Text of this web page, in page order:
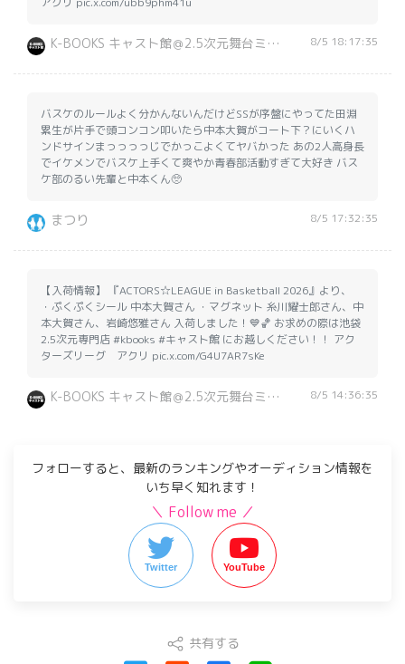
K-BOOKS キャスト館＠2.5次元舞台ミュージカル【買取】 8/5 18:17:35
バスケのルールよく分かんないんだけどSSが序盤にやってた田淵
累生が片手で頭コンコン叩いたら中本大賀がコート下？にいくハ
ンドサインまっっっっじでかっこよくてヤバかった あの2人高身長
でイケメンでバスケ上手くて爽やか青春部活動すぎて大好き バス
ケ部のるい先輩と中本くん🥺
まつり 8/5 17:32:35
【入荷情報】 『ACTORS☆LEAGUE in Basketball 2026』より、
・ぷくぷくシール 中本大賀さん ・マグネット 糸川耀士郎さん、中
本大賀さん、岩崎悠雅さん 入荷しました！💙🏀 お求めの際は池袋
2.5次元専門店 #kbooks #キャスト館 にお越しください！！ アク
ターズリーグ アクリ pic.x.com/G4U7AR7sKe
K-BOOKS キャスト館＠2.5次元舞台ミュージカル【買取】 8/5 14:36:35
フォローすると、最新のランキングやオーディション情報を
いち早く知れます！
＼ Follow me ／
Twitter YouTube
共有する